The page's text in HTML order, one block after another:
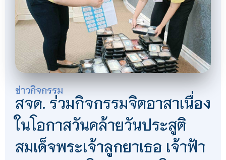
ข่าวกิจกรรม
สจด. ร่วมกิจกรรมจิตอาสาเนื่อง
ในโอกาสวันคล้ายวันประสูติ
สมเด็จพระเจ้าลูกยาเธอ เจ้าฟ้า